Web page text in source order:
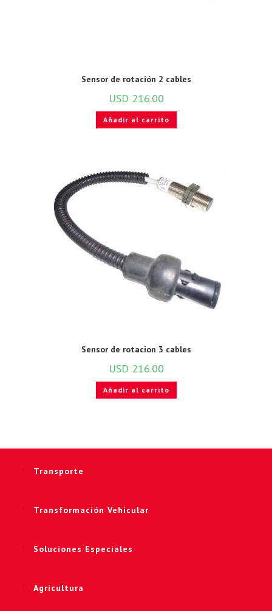
Sensor de rotación 2 cables
USD 216.00
Añadir al carrito
Sensor de rotacion 3 cables
USD 216.00
Añadir al carrito
Transporte
Transformación Vehicular
Soluciones Especiales
Agricultura